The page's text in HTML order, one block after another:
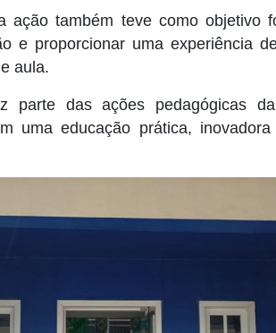
ação também teve como objetivo
e proporcionar uma experiência
aula.
parte das ações pedagógicas
uma educação prática,